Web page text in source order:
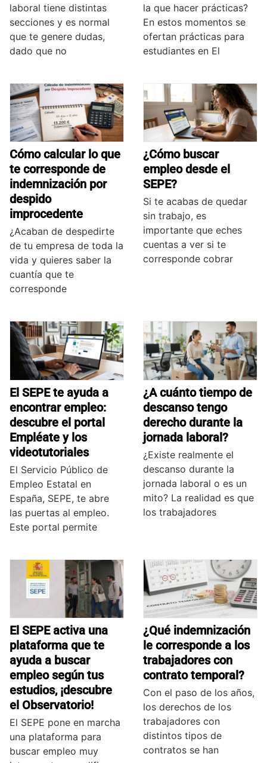
laboral tiene distintas
secciones y es normal
que te genere dudas,
dado que no
la que hacer prácticas?
En estos momentos se
ofertan prácticas para
estudiantes en El
Cómo calcular lo que
te corresponde de
indemnización por
despido
improcedente
¿Acaban de despedirte
de tu empresa de toda la
vida y quieres saber la
cuantía que te
corresponde
¿Cómo buscar
empleo desde el
SEPE?
Si te acabas de quedar
sin trabajo, es
importante que eches
cuentas a ver si te
corresponde cobrar
El SEPE te ayuda a
encontrar empleo:
descubre el portal
Empléate y los
videotutoriales
El Servicio Público de
Empleo Estatal en
España, SEPE, te abre
las puertas al empleo.
Este portal permite
¿A cuánto tiempo de
descanso tengo
derecho durante la
jornada laboral?
¿Existe realmente el
descanso durante la
jornada laboral o es un
mito? La realidad es que
los trabajadores
El SEPE activa una
plataforma que te
ayuda a buscar
empleo según tus
estudios, ¡descubre
el Observatorio!
El SEPE pone en marcha
una plataforma para
buscar empleo muy
¿Qué indemnización
le corresponde a los
trabajadores con
contrato temporal?
Con el paso de los años,
los derechos de los
trabajadores con
distintos tipos de
contratos se han